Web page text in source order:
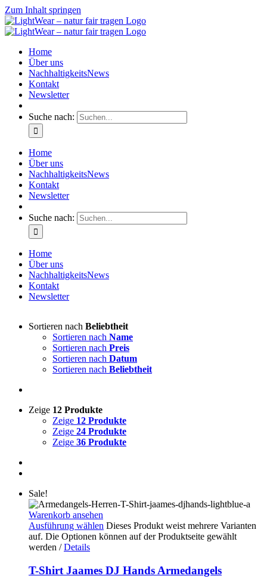
Zum Inhalt springen
Home
Über uns
NachhaltigkeitsNews
Kontakt
Newsletter
Suche nach:
Home
Über uns
NachhaltigkeitsNews
Kontakt
Newsletter
Suche nach:
Home
Über uns
NachhaltigkeitsNews
Kontakt
Newsletter
Sortieren nach Beliebtheit
Sortieren nach Name
Sortieren nach Preis
Sortieren nach Datum
Sortieren nach Beliebtheit
Zeige 12 Produkte
Zeige 12 Produkte
Zeige 24 Produkte
Zeige 36 Produkte
Sale!
Warenkorb ansehen
Ausführung wählen Dieses Produkt weist mehrere Varianten
auf. Die Optionen können auf der Produktseite gewählt
werden / Details
T-Shirt Jaames DJ Hands Armedangels